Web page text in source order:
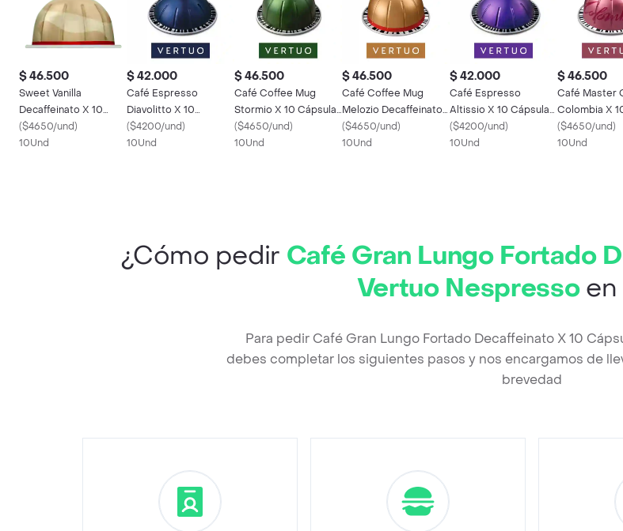
$ 46.500
Sweet Vanilla
Decaffeinato X 10
Cápsulas Vertuo
($4650/und)
10Und
$ 42.000
Café Espresso
Diavolitto X 10
Cápsulas Vertuo
Nespresso
($4200/und)
10Und
$ 46.500
Café Coffee Mug
Stormio X 10 Cápsulas
Vertuo Nespresso
($4650/und)
10Und
$ 46.500
Café Coffee Mug
Melozio Decaffeinato
X 10 Cápsulas Vertuo
Nespresso
($4650/und)
10Und
$ 42.000
Café Espresso
Altissio X 10 Cápsulas
Vertuo Nespresso
($4200/und)
10Und
$ 46.500
Café Master
Colombia X
Cápsulas
Nespresso
($4650/und)
10Und
¿Cómo pedir Café Gran Lungo Fortado
Vertuo Nespressoen
Para pedir Café Gran Lungo Fortado Decaffeinato X 10
debes completar los siguientes pasos y nos encargamos de
brevedad